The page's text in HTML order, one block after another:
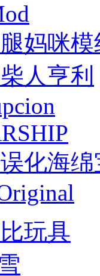
妈咪模
人亨利
化海
玩具